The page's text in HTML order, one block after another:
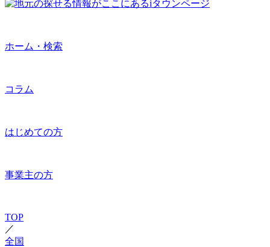
ホーム・検索
コラム
はじめての方
事業主の方
TOP
／
全国